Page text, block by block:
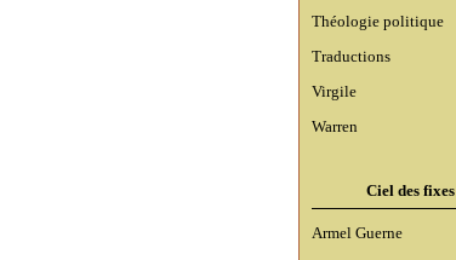
Théologie politique
Traductions
Virgile
Warren
Ciel des fixes
Armel Guerne